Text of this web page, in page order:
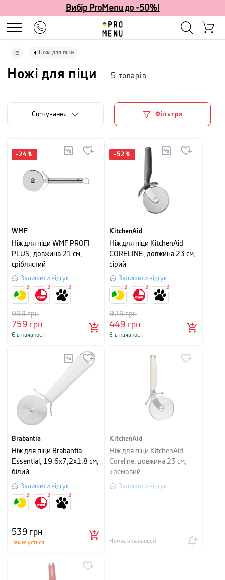
Вибір ProMenu до -50%!
Ножі для піци
Ножі для піци 5 товарів
Сортування Фільтри
-24 %
WMF
Ніж для піци WMF PROFI
PLUS, довжина 21 см,
сріблястий
Залишити відгук
759грн
999грн
Є в наявності
3 3 3
-52 %
KitchenAid
Ніж для піци KitchenAid
CORELINE, довжина 23 см,
сірий
Залишити відгук
449грн
929грн
Є в наявності
3 3 3
Brabantia
Ніж для піци Brabantia
Essential, 19,6х7,2х1,8 см,
білий
Залишити відгук
539грн
Закінчується
3 3 3
KitchenAid
Ніж для піци KitchenAid
Coreline, довжина 23 см,
кремовий
Залишити відгук
Немає в наявності